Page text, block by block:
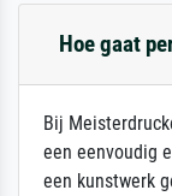
Hoe gaat
Bij
een eenvoudig
een kunstwerk